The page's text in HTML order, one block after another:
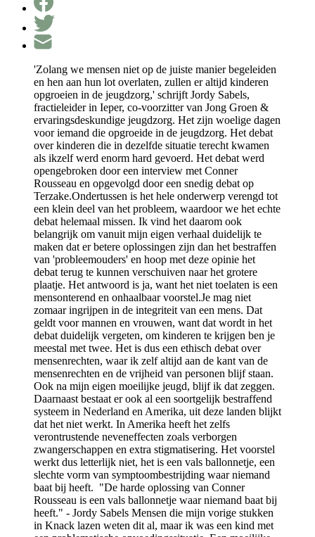
'Zolang we mensen niet op de juiste manier begeleiden
en hen aan hun lot overlaten, zullen er altijd kinderen
opgroeien in de jeugdzorg,' schrijft Jordy Sabels,
fractieleider in Ieper, co-voorzitter van Jong Groen &
ervaringsdeskundige jeugdzorg. Het zijn woelige dagen
voor iemand die opgroeide in de jeugdzorg. Het debat
over kinderen die in dezelfde situatie terecht kwamen
als ikzelf werd enorm hard gevoerd. Het debat werd
opengebroken door een interview met Conner
Rousseau en opgevolgd door een snedig debat op
Terzake.Ondertussen is het hele onderwerp verengd tot
een klein deel van het probleem, waardoor we het echte
debat helemaal missen. Ik vind het daarom ook
belangrijk om vanuit mijn eigen verhaal duidelijk te
maken dat er betere oplossingen zijn dan het bestraffen
van 'probleemouders' en hoop met deze opinie het
debat terug te kunnen verschuiven naar het grotere
plaatje. Het antwoord is ja, want het niet toelaten is een
mensonterend en onhaalbaar voorstel.Je mag niet
zomaar ingrijpen in de integriteit van een mens. Dat
geldt voor mannen en vrouwen, want dat wordt in het
debat duidelijk vergeten, om kinderen te krijgen ben je
meestal met twee. Het is dus een ethisch debat over
mensenrechten, waar ik zelf altijd aan de kant van de
mensenrechten en de vrijheid van personen blijf staan.
Ook na mijn eigen moeilijke jeugd, blijf ik dat zeggen.
Daarnaast bestaat er ook al een soortgelijk bestraffend
systeem in Nederland en Amerika, uit deze landen blijkt
dat het niet werkt. In Amerika heeft het zelfs
verontrustende neveneffecten zoals verborgen
zwangerschappen en extra stigmatisering. Het voorstel
werkt dus letterlijk niet, het is een vals ballonnetje, een
slechte vorm van symptoombestrijding waar niemand
baat bij heeft. "De harde oplossing van Conner
Rousseau is een vals ballonnetje waar niemand baat bij
heeft." - Jordy Sabels Mensen die mijn vorige stukken
in Knack lazen weten dit al, maar ik was een kind met